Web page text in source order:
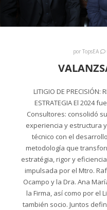
por TopsEA
LITIGIO DE PRECISIÓN:
ESTRATEGIA El 2024
Consultores: consolidó
experiencia y estructura
técnico con el
metodología que
estratégia, rigor y
impulsada por el Mtro.
Ocampo y la Dra. Ana
la Firma, así como por el
también socio. Juntos